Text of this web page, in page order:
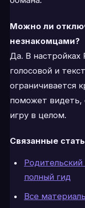
Можно ли
незнакомцами?
Да. В настройках
голосовой и
ограничивается
поможет видеть,
игру в целом.
Связанные
Родительский
полный гид
Все